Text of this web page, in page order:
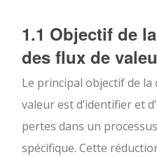
1.1 Objectif de
des flux de
Le principal objectif de
valeur est d’identifier et
pertes dans un
spécifique. Cette